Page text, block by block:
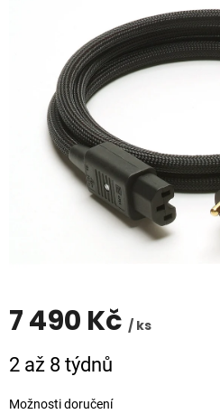
7 490 Kč / ks
cena:
2 až 8 týdnů
Možnosti doručení